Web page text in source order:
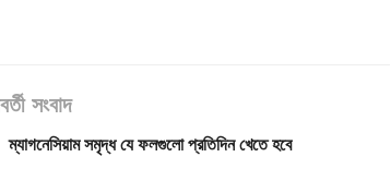
সংবাদ
ম্যাগনেসিয়াম সমৃদ্ধ যে ফলগুলো প্রতিদিন খেতে হবে